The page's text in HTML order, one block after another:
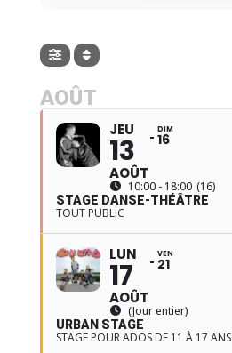
AOÛT
JEU
13
AOÛT
DIM
16
10:00 - 18:00 (16)
STAGE DANSE-THÉÂTRE
TOUT PUBLIC
LUN
17
AOÛT
VEN
21
(Jour entier)
URBAN STAGE
STAGE POUR ADOS DE 11 À 17 ANS